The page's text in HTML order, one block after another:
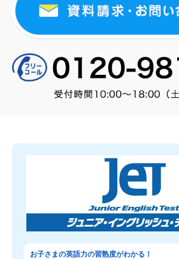
お子さまの英語力の習熟度がわかる！